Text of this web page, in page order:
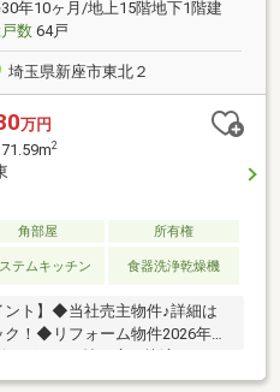
年10ヶ月/地上15階地下1階建
数64戸
埼玉県新座市東北２
万円
2
角部屋
所有権
テムキッチン 食器洗浄乾燥機
ント】◆当社売主物件♪詳細は
ク！◆リフォーム物件2026年８
まで、徒歩3分の利便性！ ※